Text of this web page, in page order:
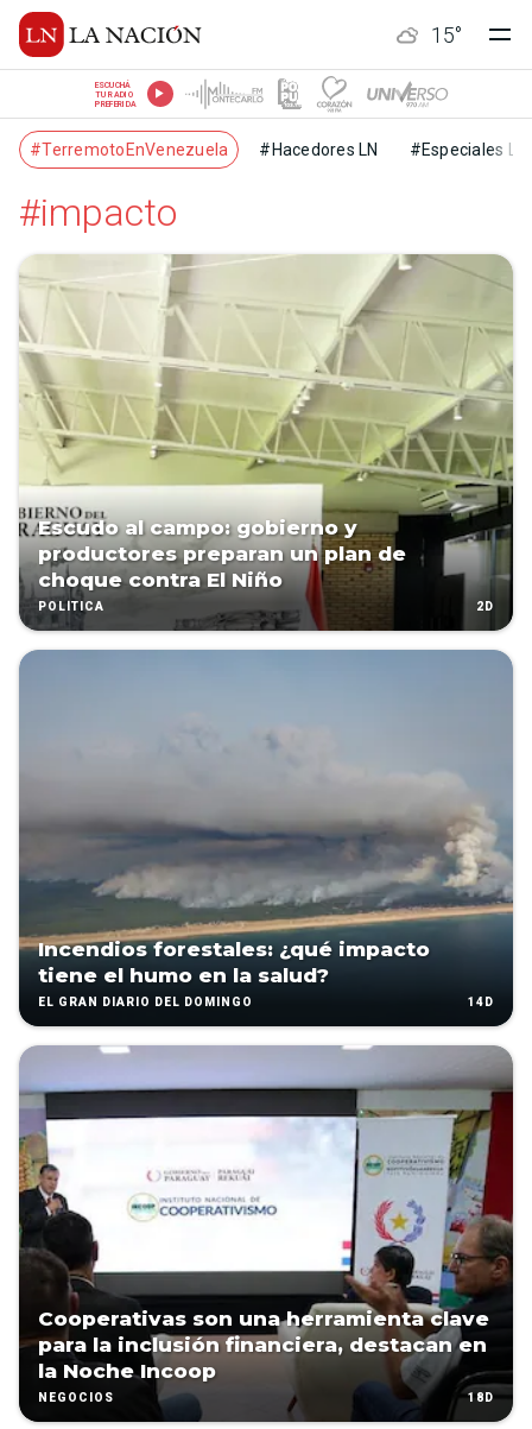
15°
ESCUCHÁ
TU RADIO
PREFERIDA
#TerremotoEnVenezuela #Hacedores LN #Especiales LN
#impacto
Escudo al campo: gobierno y
productores preparan un plan de
choque contra El Niño
POLÍTICA 2D
Incendios forestales: ¿qué impacto
tiene el humo en la salud?
EL GRAN DIARIO DEL DOMINGO 14D
Cooperativas son una herramienta clave
para la inclusión financiera, destacan en
la Noche Incoop
NEGOCIOS 18D